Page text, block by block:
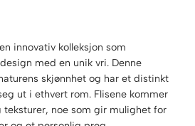
innovativ kolleksjon som
med en unik vri. Denne
skjønnhet og har et distinkt
ut i ethvert rom. Flisene kommer
noe som gir mulighet for